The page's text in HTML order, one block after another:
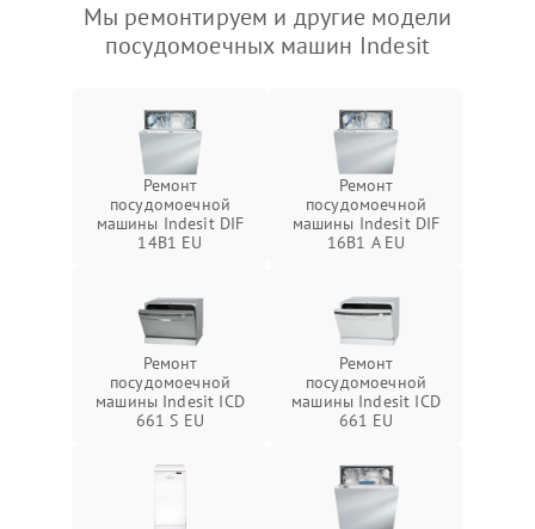
Мы ремонтируем и другие модели
посудомоечных машин Indesit
Ремонт
посудомоечной
машины Indesit DIF
14B1 EU
Ремонт
посудомоечной
машины Indesit DIF
16B1 A EU
Ремонт
посудомоечной
машины Indesit ICD
661 S EU
Ремонт
посудомоечной
машины Indesit ICD
661 EU